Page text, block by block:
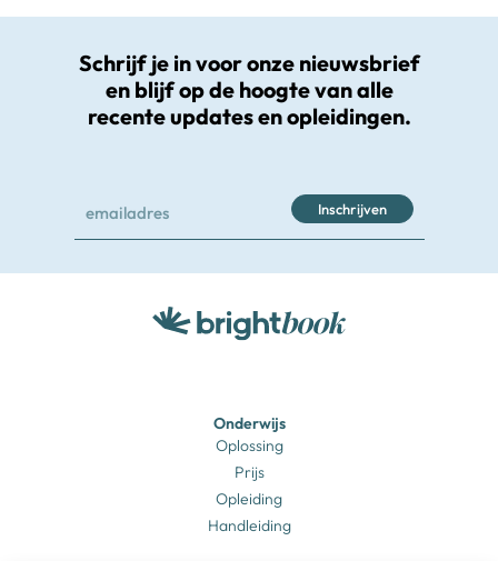
Schrijf je in voor onze nieuwsbrief
en blijf op de hoogte van alle
recente updates en opleidingen.
Inschrijven
Onderwijs
Oplossing
Prijs
Opleiding
Handleiding